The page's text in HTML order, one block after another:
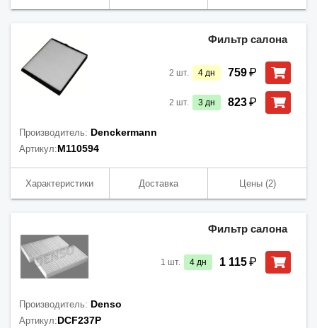
Фильтр салона
2 шт. 4 дн 759₽
2 шт. 3 дн 823₽
Производитель: Denckermann
Артикул:M110594
Характеристики Доставка Цены(2)
Фильтр салона
1 шт. 4 дн 1 115₽
Производитель: Denso
Артикул:DCF237P